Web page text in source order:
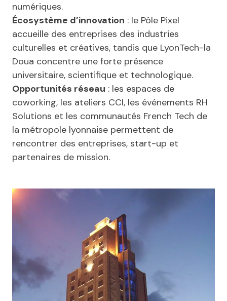
numériques.
Écosystème d’innovation : le Pôle Pixel
accueille des entreprises des industries
culturelles et créatives, tandis que LyonTech-la
Doua concentre une forte présence
universitaire, scientifique et technologique.
Opportunités réseau : les espaces de
coworking, les ateliers CCI, les événements RH
Solutions et les communautés French Tech de
la métropole lyonnaise permettent de
rencontrer des entreprises, start-up et
partenaires de mission.